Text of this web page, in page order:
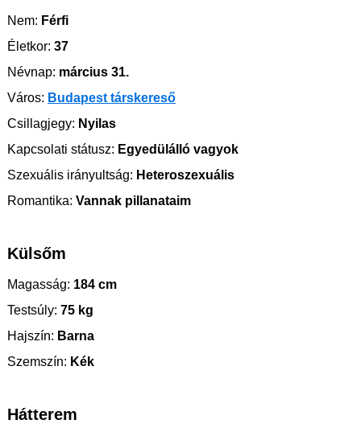
Nem: Férfi
Életkor: 37
Névnap: március 31.
Város: Budapest társkereső
Csillagjegy: Nyilas
Kapcsolati státusz: Egyedülálló vagyok
Szexuális irányultság: Heteroszexuális
Romantika: Vannak pillanataim
Külsőm
Magasság: 184 cm
Testsúly: 75 kg
Hajszín: Barna
Szemszín: Kék
Hátterem